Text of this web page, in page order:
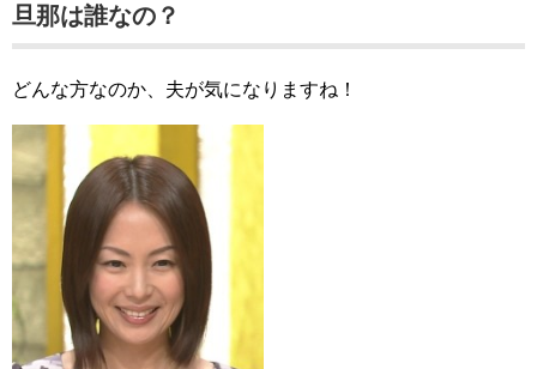
旦那は誰なの？
どんな方なのか、夫が気になりますね！